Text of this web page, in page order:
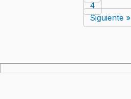
4
Siguiente »